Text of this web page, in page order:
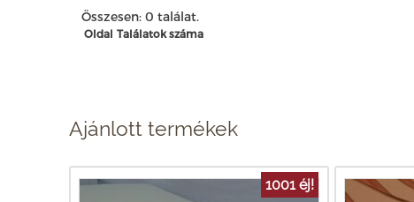
Összesen: 0 találat.
Oldal Találatok száma
Ajánlott termékek
1001 éj!